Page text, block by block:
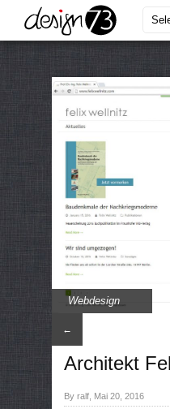
Webdesign
←
Architekt
By ralf, Mai 20, 2016